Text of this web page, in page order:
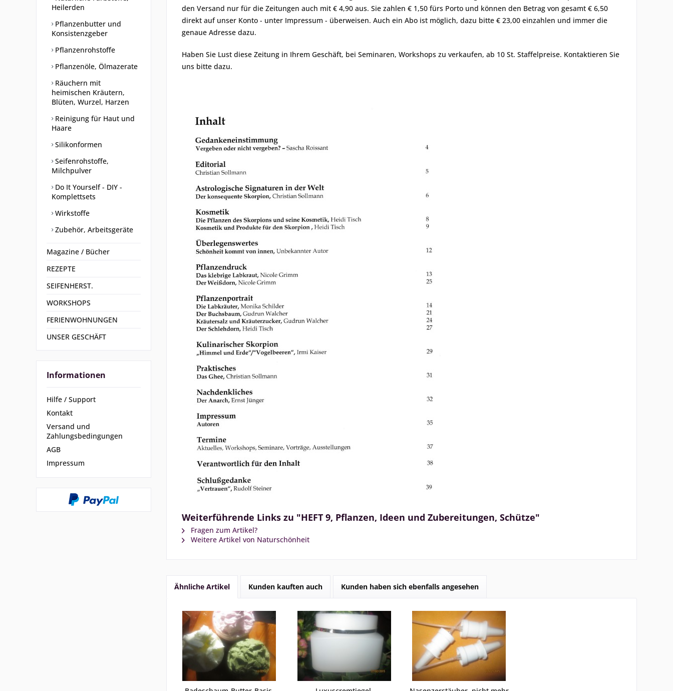
Heilerden
Pflanzenbutter und
Konsistenzgeber
Pflanzenrohstoffe
Pflanzenöle, Ölmazerate
Räuchern mit
heimischen Kräutern,
Blüten, Wurzel, Harzen
Reinigung für Haut und
Haare
Silikonformen
Seifenrohstoffe,
Milchpulver
Do It Yourself - DIY -
Komplettsets
Wirkstoffe
Zubehör, Arbeitsgeräte
Magazine / Bücher
REZEPTE
SEIFENHERST.
WORKSHOPS
FERIENWOHNUNGEN
UNSER GESCHÄFT
Informationen
Hilfe / Support
Kontakt
Versand und
Zahlungsbedingungen
AGB
Impressum
den Versand nur für die Zeitungen auch mit € 4,90 aus. Sie zahlen € 1,50 fürs Porto und können den Betrag von gesamt € 6,50
direkt auf unser Konto - unter Impressum - überweisen. Auch ein Abo ist möglich, dazu bitte € 23,00 einzahlen und immer die
genaue Adresse dazu.
Haben Sie Lust diese Zeitung in Ihrem Geschäft, bei Seminaren, Workshops zu verkaufen, ab 10 St. Staffelpreise. Kontaktieren Sie
uns bitte dazu.
Weiterführende Links zu "HEFT 9, Pflanzen, Ideen und Zubereitungen, Schütze"
Fragen zum Artikel?
Weitere Artikel von Naturschönheit
Ähnliche Artikel Kunden kauften auch Kunden haben sich ebenfalls angesehen